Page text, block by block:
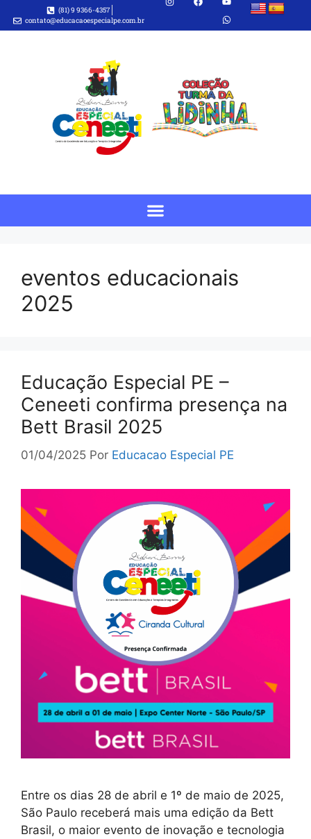
(81) 9 9366-4357
contato@educacaoespecialpe.com.br
eventos educacionais
2025
Educação Especial PE –
Ceneeti confirma presença na
Bett Brasil 2025
01/04/2025 Por Educacao Especial PE
Entre os dias 28 de abril e 1º de maio de 2025,
São Paulo receberá mais uma edição da Bett
Brasil, o maior evento de inovação e tecnologia